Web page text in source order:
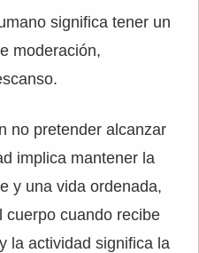
significa tener un
moderación,
no pretender alcanzar
implica mantener la
y una vida ordenada,
cuerpo cuando recibe
la actividad significa la